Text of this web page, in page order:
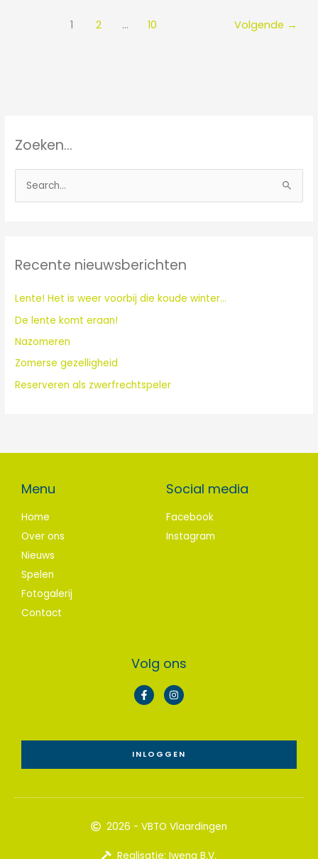
1 2 … 10 Volgende →
Zoeken…
o
n
a
r
:
Recente nieuwsberichten
Lente! Het is weer voorbij die koude winter…
De lente komt eraan!
Nazomeren
Zomerse gezelligheid
Reserveren als zwerfrechtspeler
Menu
Home
Over ons
Nieuws
Spelen
Fotogalerij
Contact
Social media
Facebook
Instagram
Volg ons
F
a
c
o
o
k
-
I
n
s
g
r
a
m
INLOGGEN
2026 - VBTO Vlaardingen
Realisatie: Iwena B.V.